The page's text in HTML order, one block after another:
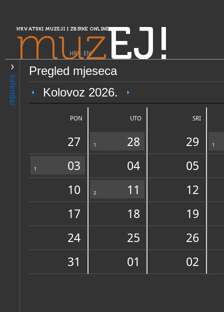
HRVATSKI MUZEJI I ZBIRKE ONLINE
muzEJ!
HR| EN
kalendar
Pregled mjeseca
Kolovoz 2026.
PON UTO SRI
27 1 28 29 1
1 03 04
05
10
2 11
12
17
18
19
24
25
26
31
01 02
PRETRAŽIVANJE
Središnja Hrvatska
Muzej Marton
OPĆI PODACI
Zbirke